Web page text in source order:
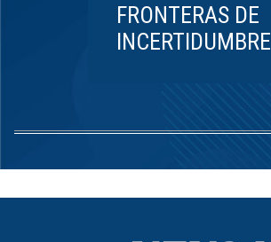
FRONTERAS DE
INCERTIDUMBRE
8